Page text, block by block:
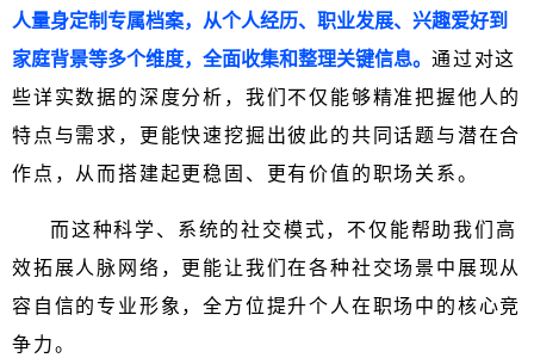
人量身定制专属档案，从个人经历、职业发展、兴趣爱好到
家庭背景等多个维度，全面收集和整理关键信息。 通过对这
些详实数据的深度分析，我们不仅能够精准把握他人的
特点与需求，更能快速挖掘出彼此的共同话题与潜在合
作点，从而搭建起更稳固、更有价值的职场关系。
而这种科学、系统的社交模式，不仅能帮助我们高
效拓展人脉网络，更能让我们在各种社交场景中展现从
容自信的专业形象，全方位提升个人在职场中的核心竞
争力。